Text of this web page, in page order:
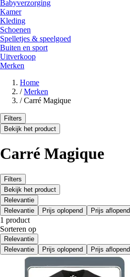
Babyverzorging
Kamer
Kleding
Schoenen
Spelletjes & speelgoed
Buiten en sport
Uitverkoop
Merken
Home
/ Merken
/ Carré Magique
Filters
Bekijk het product
Carré Magique
Filters
Bekijk het product
Relevantie
Relevantie
Prijs oplopend Prijs aflopend
1 product
Sorteren op
Relevantie
Relevantie
Prijs oplopend Prijs aflopend